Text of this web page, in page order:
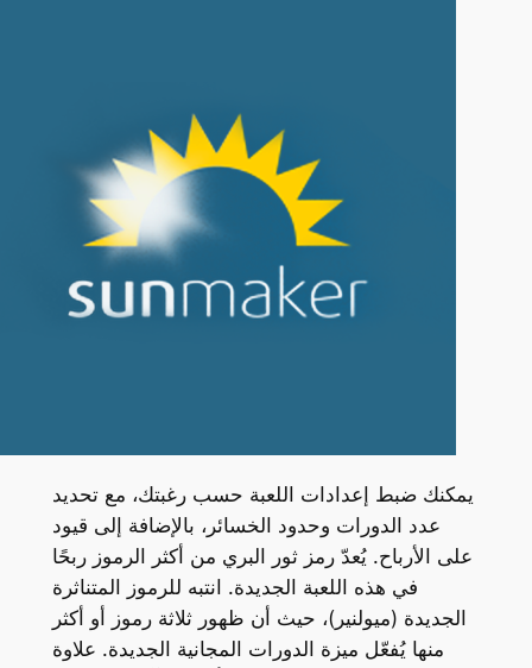
يمكنك ضبط إعدادات اللعبة حسب رغبتك، مع تحديد
عدد الدورات وحدود الخسائر، بالإضافة إلى قيود
على الأرباح. يُعدّ رمز ثور البري من أكثر الرموز ربحًا
في هذه اللعبة الجديدة. انتبه للرموز المتناثرة
الجديدة (ميولنير)، حيث أن ظهور ثلاثة رموز أو أكثر
منها يُفعّل ميزة الدورات المجانية الجديدة. علاوة